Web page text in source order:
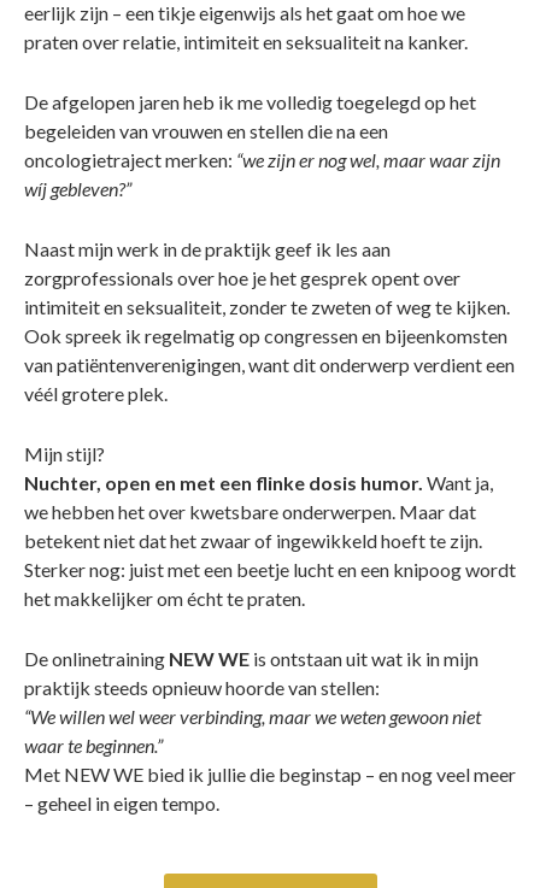
eerlijk zijn – een tikje eigenwijs als het gaat om hoe we
praten over relatie, intimiteit en seksualiteit na kanker.
De afgelopen jaren heb ik me volledig toegelegd op het
begeleiden van vrouwen en stellen die na een
oncologietraject merken: “we zijn er nog wel, maar waar zijn
wíj gebleven?”
Naast mijn werk in de praktijk geef ik les aan
zorgprofessionals over hoe je het gesprek opent over
intimiteit en seksualiteit, zonder te zweten of weg te kijken.
Ook spreek ik regelmatig op congressen en bijeenkomsten
van patiëntenverenigingen, want dit onderwerp verdient een
véél grotere plek.
Mijn stijl?
Nuchter, open en met een flinke dosis humor. Want ja,
we hebben het over kwetsbare onderwerpen. Maar dat
betekent niet dat het zwaar of ingewikkeld hoeft te zijn.
Sterker nog: juist met een beetje lucht en een knipoog wordt
het makkelijker om écht te praten.
De onlinetraining NEW WE is ontstaan uit wat ik in mijn
praktijk steeds opnieuw hoorde van stellen:
“We willen wel weer verbinding, maar we weten gewoon niet
waar te beginnen.”
Met NEW WE bied ik jullie die beginstap – en nog veel meer
– geheel in eigen tempo.